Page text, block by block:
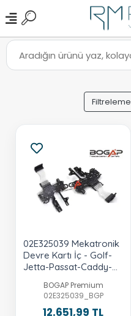
Filtreleme
02E325039 Mekatronik
Devre Kartı İç - Golf-
Jetta-Passat-Caddy-
Yeti-A3BOGAP Premium
02E325039_BGP
12.651,99 TL